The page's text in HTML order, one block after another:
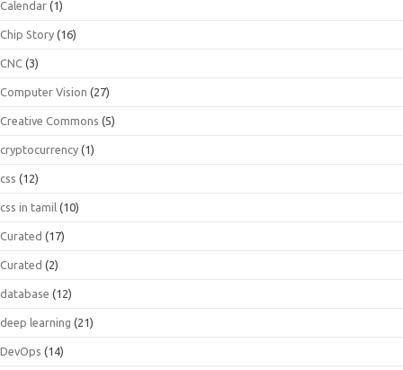
Calendar (1)
Chip Story (16)
CNC (3)
Computer Vision (27)
Creative Commons (5)
cryptocurrency (1)
css (12)
css in tamil (10)
Curated (17)
Curated (2)
database (12)
deep learning (21)
DevOps (14)